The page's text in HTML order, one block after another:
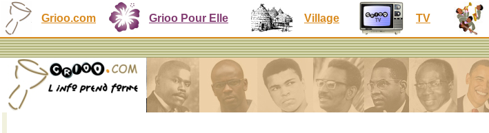
Grioo.com Grioo Pour Elle Village TV